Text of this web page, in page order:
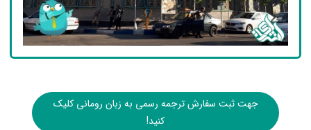
جهت ثبت سفارش ترجمه رسمی به زبان رومانی کلیک
کنید!